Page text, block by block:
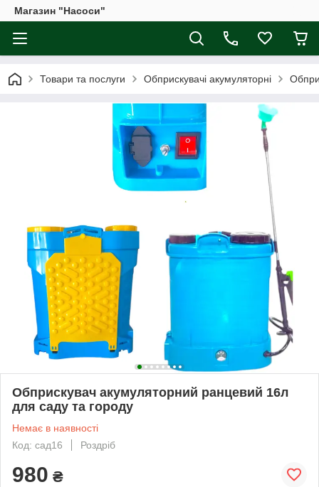
Магазин "Насоси"
Товари та послуги Обприскувачі акумуляторні
Обприскувач акумуляторний ранцевий 16л
для саду та городу
Немає в наявності
Код: сад16
Роздріб
980 ₴